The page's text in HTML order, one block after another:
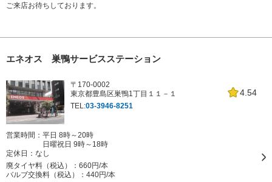
ご来店お待ちしております。
エネオス 巣鴨サービスステーション
4.54
〒170-0002
東京都豊島区巣鴨1丁目１１－１
TEL:03-3946-8251
営業時間：平日 8時～20時
日曜祝日 9時～18時
定休日： なし
廃タイヤ料（税込）： 660円/本
バルブ交換料（税込）： 440円/本